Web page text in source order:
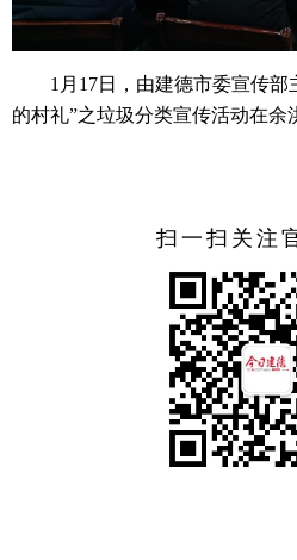
1月17日，由建德市委宣传
的村礼”之垃圾分类宣传活动在余
扫一扫关注